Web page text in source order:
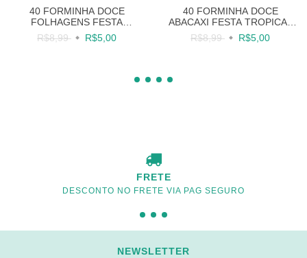
40 FORMINHA DOCE
FOLHAGENS FESTA
TROPICAL
R$8,99 R$5,00
40 FORMINHA DOCE
ABACAXI FESTA TROPICAL
FRUTAS
R$8,99 R$5,00
FRETE
DESCONTO NO FRETE VIA PAG SEGURO
NEWSLETTER